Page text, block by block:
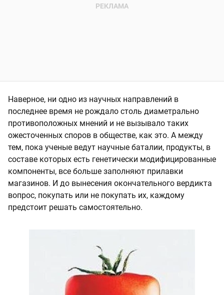
Наверное, ни одно из научных направлений в
последнее время не рождало столь диаметрально
противоположных мнений и не вызывало таких
ожесточенных споров в обществе, как это. А между
тем, пока ученые ведут научные баталии, продукты, в
составе которых есть генетически модифицированные
компоненты, все больше заполняют прилавки
магазинов. И до вынесения окончательного вердикта
вопрос, покупать или не покупать их, каждому
предстоит решать самостоятельно.